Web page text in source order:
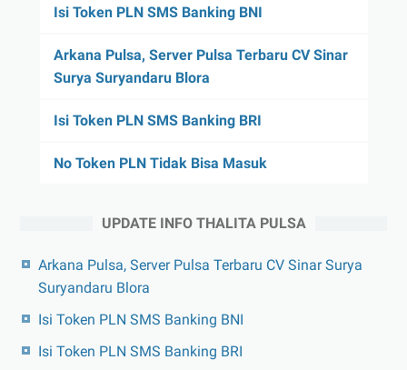
Isi Token PLN SMS Banking BNI
Arkana Pulsa, Server Pulsa Terbaru CV Sinar
Surya Suryandaru Blora
Isi Token PLN SMS Banking BRI
No Token PLN Tidak Bisa Masuk
UPDATE INFO THALITA PULSA
Arkana Pulsa, Server Pulsa Terbaru CV Sinar Surya
Suryandaru Blora
Isi Token PLN SMS Banking BNI
Isi Token PLN SMS Banking BRI